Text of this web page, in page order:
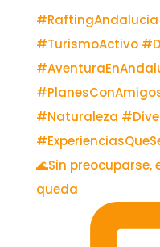
🌊Sin preocuparse,
queda